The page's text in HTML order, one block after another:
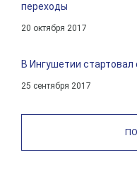
переходы
20 октября 2017
В Ингушетии
25 сентября 2017